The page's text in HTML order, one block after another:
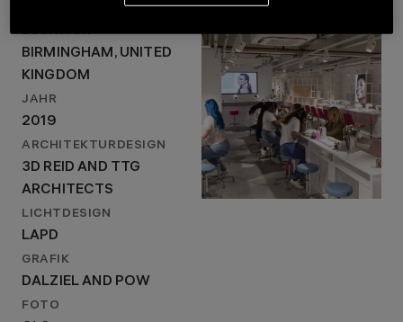
KINGDOM
JAHR
2019
ARCHITECTS
LICHTDESIGN
LAPD
LOCATION
BIRMINGHAM, UNITED
KINGDOM
JAHR
2019
ARCHITEKTURDESIGN
3D REID AND TTG
ARCHITECTS
LICHTDESIGN
LAPD
GRAFIK
DALZIEL AND POW
FOTO